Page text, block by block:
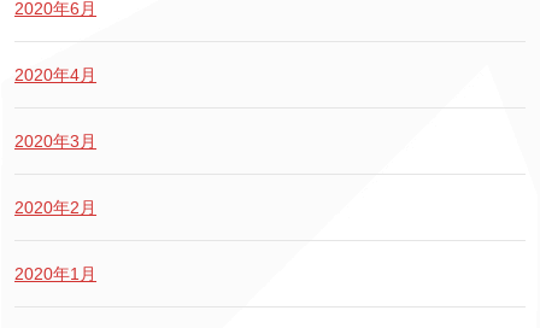
2020年6月
2020年4月
2020年3月
2020年2月
2020年1月